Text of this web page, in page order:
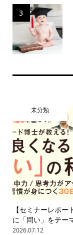
3
未分類
【セミナーレポー
に「問い」をテー
2026.07.12